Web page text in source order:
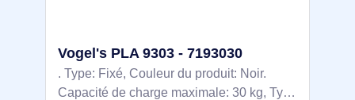
Vogel's PLA 9303 - 7193030
. Type: Fixé, Couleur du produit: Noir.
Capacité de charge maximale: 30 kg, Type